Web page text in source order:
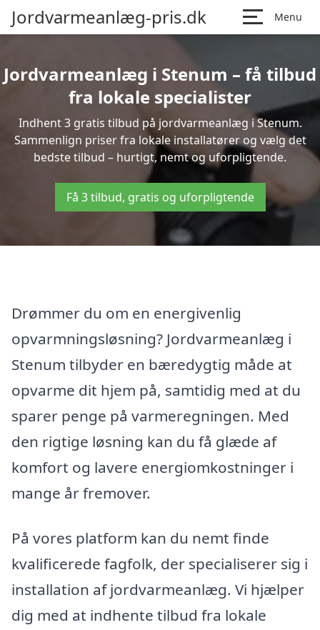
Jordvarmeanlæg-pris.dk Menu
Jordvarmeanlæg i Stenum – få tilbud
fra lokale specialister
Indhent 3 gratis tilbud på jordvarmeanlæg i Stenum.
Sammenlign priser fra lokale installatører og vælg det
bedste tilbud – hurtigt, nemt og uforpligtende.
Få 3 tilbud, gratis og uforpligtende
Drømmer du om en energivenlig
opvarmningsløsning? Jordvarmeanlæg i
Stenum tilbyder en bæredygtig måde at
opvarme dit hjem på, samtidig med at du
sparer penge på varmeregningen. Med
den rigtige løsning kan du få glæde af
komfort og lavere energiomkostninger i
mange år fremover.
På vores platform kan du nemt finde
kvalificerede fagfolk, der specialiserer sig i
installation af jordvarmeanlæg. Vi hjælper
dig med at indhente tilbud fra lokale